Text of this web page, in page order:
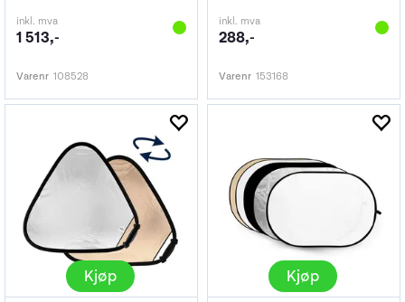
inkl. mva
1 513,-
Varenr 108528
inkl. mva
288,-
Varenr 153168
Kjøp Kjøp